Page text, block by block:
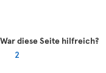
War diese Seite hilfreich?
2